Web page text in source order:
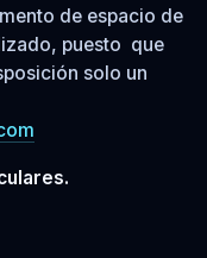
de espacio de
puesto que
solo un